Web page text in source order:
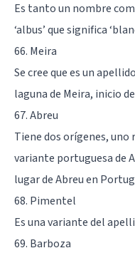
Es tanto un nombre
‘albus’ que significa
66. Meira
Se cree que es un
laguna de Meira, inicio
67. Abreu
Tiene dos orígenes, uno
variante portuguesa de
lugar de Abreu en
68. Pimentel
Es una variante del
69. Barboza